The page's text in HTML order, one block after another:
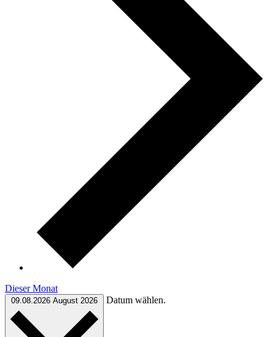
Dieser Monat
09.08.2026 August 2026 Datum wählen.